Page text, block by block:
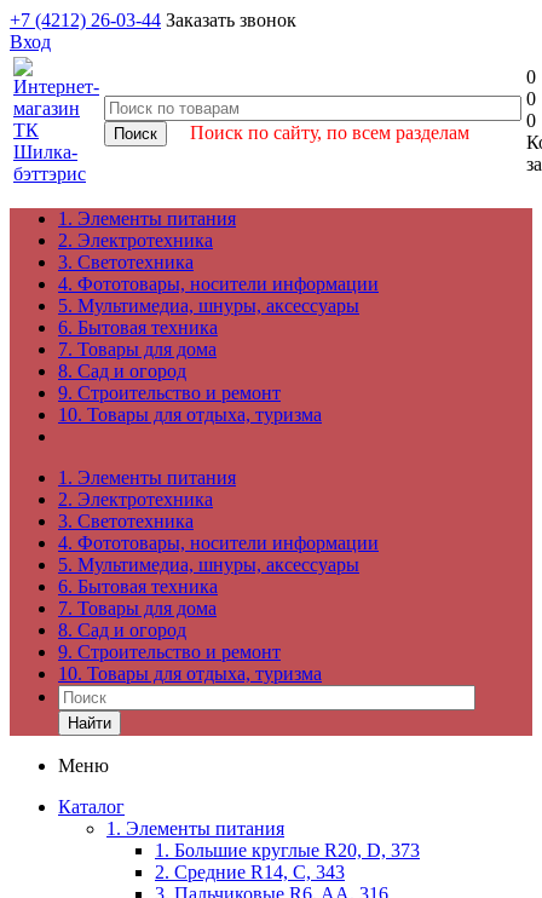
+7 (4212) 26-03-44 Заказать звонок
Вход
Поиск по сайту, по всем разделам
0
0
0
1. Элементы питания
2. Электротехника
3. Светотехника
4. Фототовары, носители информации
5. Мультимедиа, шнуры, аксессуары
6. Бытовая техника
7. Товары для дома
8. Сад и огород
9. Строительство и ремонт
10. Товары для отдыха, туризма
1. Элементы питания
2. Электротехника
3. Светотехника
4. Фототовары, носители информации
5. Мультимедиа, шнуры, аксессуары
6. Бытовая техника
7. Товары для дома
8. Сад и огород
9. Строительство и ремонт
10. Товары для отдыха, туризма
Найти
Меню
Каталог
1. Элементы питания
1. Большие круглые R20, D, 373
2. Средние R14, C, 343
3. Пальчиковые R6, AA, 316